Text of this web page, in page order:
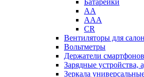
Батарейки
AA
AAA
CR
Вентиляторы для
Вольтметры
Держатели
Зарядные устройства,
Зеркала